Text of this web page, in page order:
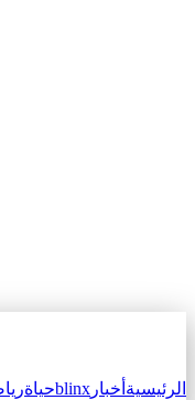
أخبارblinxحياة